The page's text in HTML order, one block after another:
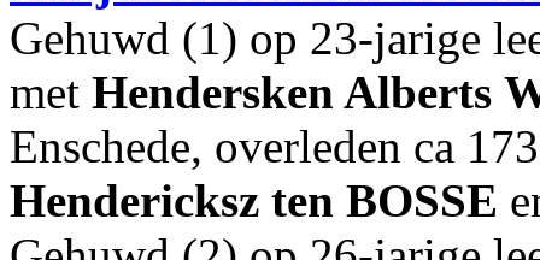
Gehuwd (1) op 23-jarige
met Hendersken Alberts
Enschede, overleden ca
Hendericksz ten BOSSE